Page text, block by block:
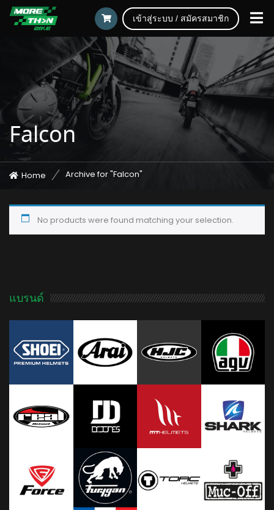
เข้าสู่ระบบ / สมัครสมาชิก
Falcon
Home Archive for "Falcon"
No products were found matching your selection.
แบรนด์